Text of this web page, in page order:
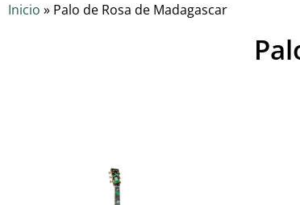
Inicio » Palo de Rosa de Madagascar